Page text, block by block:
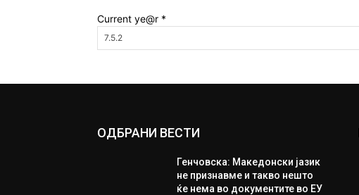
Current ye@r *
ОДБРАНИ ВЕСТИ
Генчовска: Македонски јазик
не признавме и такво нешто
ќе нема во документите во ЕУ